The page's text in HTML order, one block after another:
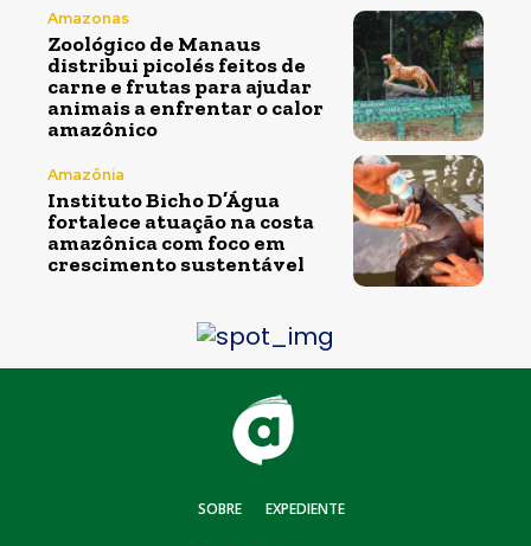
Amazonas
Zoológico de Manaus
distribui picolés feitos de
carne e frutas para ajudar
animais a enfrentar o calor
amazônico
Amazônia
Instituto Bicho D’Água
fortalece atuação na costa
amazônica com foco em
crescimento sustentável
SOBRE EXPEDIENTE